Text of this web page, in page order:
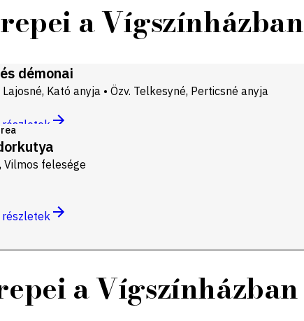
a Vígszínházban
démonai
Kató anyja • Özv. Telkesyné, Perticsné anyja
részletek
Vilmos felesége
részletek
a Vígszínházban